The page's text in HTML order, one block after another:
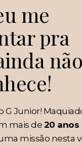
me
pra
não
G Junior!
mais de20 anos
missão nesta